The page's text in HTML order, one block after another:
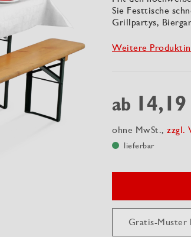
Sie Festtische
Grillpartys,
Weitere
ab
ohne MwSt., zzgl.
lieferbar
Gratis-Muster